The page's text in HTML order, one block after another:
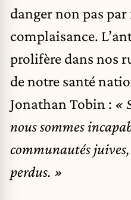
danger non pas
complaisance.
prolifère dans nos
de notre santé
Jonathan Tobin : «
nous sommes
communautés
perdus. »